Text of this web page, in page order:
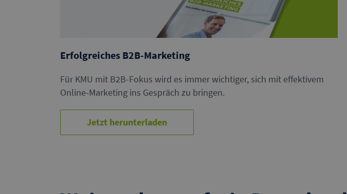
Erfolgreiches B2B-Marketing
Für KMU mit B2B-Fokus wird es immer wichtiger, sich mit effektivem
Online-Marketing ins Gespräch zu bringen.
Jetzt herunterladen